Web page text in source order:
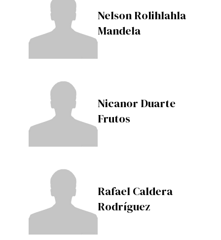
Nelson Rolihlahla
Mandela
Nicanor Duarte
Frutos
Rafael Caldera
Rodríguez